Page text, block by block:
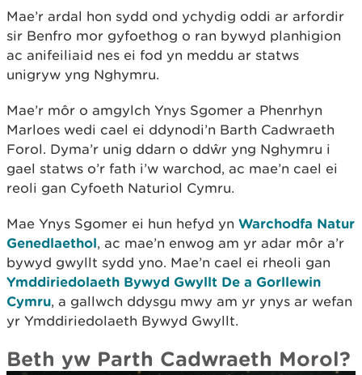
Mae’r ardal hon sydd ond ychydig oddi ar arfordir
sir Benfro mor gyfoethog o ran bywyd planhigion
ac anifeiliaid nes ei fod yn meddu ar statws
unigryw yng Nghymru.
Mae’r môr o amgylch Ynys Sgomer a Phenrhyn
Marloes wedi cael ei ddynodi’n Barth Cadwraeth
Forol. Dyma’r unig ddarn o ddŵr yng Nghymru i
gael statws o’r fath i’w warchod, ac mae’n cael ei
reoli gan Cyfoeth Naturiol Cymru.
Mae Ynys Sgomer ei hun hefyd yn Warchodfa Natur
Genedlaethol, ac mae’n enwog am yr adar môr a’r
bywyd gwyllt sydd yno. Mae’n cael ei rheoli gan
Ymddiriedolaeth Bywyd Gwyllt De a Gorllewin
Cymru, a gallwch ddysgu mwy am yr ynys ar wefan
yr Ymddiriedolaeth Bywyd Gwyllt.
Beth yw Parth Cadwraeth Morol?